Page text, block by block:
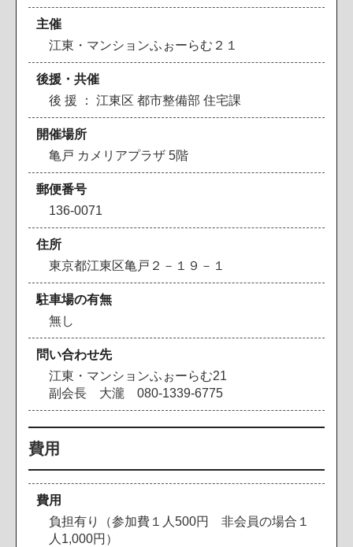
主催
江東・マンションふぉーらむ２１
後援・共催
後 援 ： 江東区 都市整備部 住宅課
開催場所
亀戸 カメリアプラザ 5階
郵便番号
136-0071
住所
東京都江東区亀戸２－１９－１
駐車場の有無
無し
問い合わせ先
江東・マンションふぉーらむ21
副会長 大瀧 080-1339-6775
費用
費用
負担有り（参加費１人500円 非会員の場合１
人1,000円）